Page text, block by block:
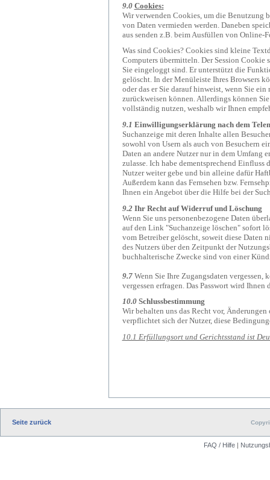
9.0 Cookies:
Wir verwenden Cookies, um die Benutzung
von Daten vermieden werden. Daneben
aus senden z.B. beim Ausfüllen von Online-
Was sind Cookies? Cookies sind kleine
Computers übermitteln. Der Session Cookie
Sie eingeloggt sind. Er unterstützt die
gelöscht. In der Menüleiste Ihres Browsers
oder das er Sie darauf hinweist, wenn Sie
zurückweisen können. Allerdings können
vollständig nutzen, weshalb wir Ihnen
9.1 Einwilligungserklärung nach dem
Suchanzeige mit deren Inhalte allen
sowohl von Usern als auch von Besuchern
Daten an andere Nutzer nur in dem Umfang
zulasse. Ich habe dementsprechend
Nutzer weiter gebe und bin alleine dafür
Außerdem kann das Fernsehen bzw.
Ihnen ein Angebot über die Hilfe bei der
9.2 Ihr Recht auf Widerruf und Löschung
Wenn Sie uns personenbezogene Daten
auf den Link "Suchanzeige löschen" sofort
vom Betreiber gelöscht, soweit diese Daten
des Nutzers über den Zeitpunkt der
buchhalterische Zwecke sind von einer
9.7Wenn Sie Ihre Zugangsdaten vergessen,
vergessen erfragen. Das Passwort wird
10.0Schlussbestimmung
Wir behalten uns das Recht vor,
verpflichtet sich der Nutzer, diese
10.1 Erfüllungsort und Gerichtsstand ist
Seite zurück
FAQ / Hilfe|